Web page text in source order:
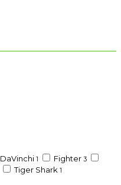
DaVinchi 1 Fighter 3
Tiger Shark 1